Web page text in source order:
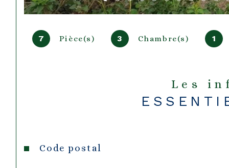
7 Pièce(s) 3 Chambre(s) 1
Les
Caractéristiques Valeurs
Code postal